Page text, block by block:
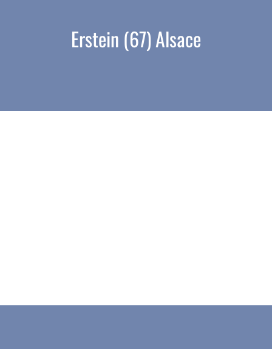
Erstein (67) Alsace